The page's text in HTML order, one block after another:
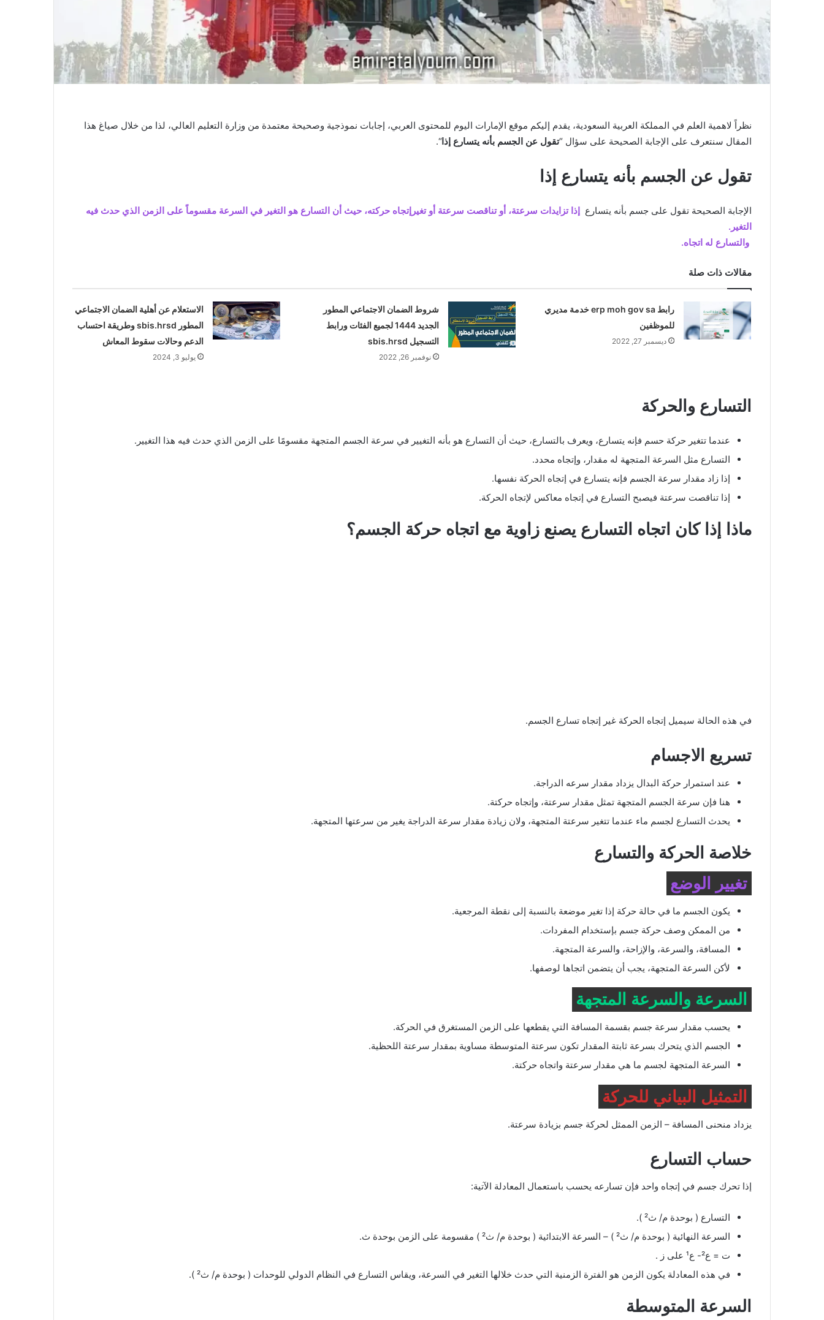
نظراً لاهمية العلم في المملكة العربية السعودية، يقدم إليكم موقع الإمارات اليوم للمحتوى العربي، إجابات نموذجية وصحيحة معتمدة من وزارة التعليم العالي، لذا من خلال صياغ هذا
المقال سنتعرف على الإجابة الصحيحة على سؤال “تقول عن الجسم بأنه يتسارع إذا“.
تقول عن الجسم بأنه يتسارع إذا
الإجابة الصحيحة تقول على جسم بأنه يتسارع إذا تزايدات سرعتة، أو تناقصت سرعتة أو تغيرإتجاه حركته، حيث أن التسارع هو التغير في السرعة مقسوماً على الزمن الذي حدث فيه
التغير.
والتسارع له اتجاه.
مقالات ذات صلة
رابط erp moh gov sa خدمة مديري
للموظفين
ديسمبر 27, 2022
شروط الضمان الاجتماعي المطور
الجديد 1444 لجميع الفئات ورابط
التسجيل sbis.hrsd
نوفمبر 26, 2022
الاستعلام عن أهلية الضمان الاجتماعي
المطور sbis.hrsd وطريقة احتساب
الدعم وحالات سقوط المعاش
يوليو 3, 2024
التسارع والحركة
عندما تتغير حركة حسم فإنه يتسارع، ويعرف بالتسارع، حيث أن التسارع هو بأنه التغيير في سرعة الجسم المتجهة مقسومًا على الزمن الذي حدث فيه هذا التغيير.
التسارع مثل السرعة المتجهة له مقدار، وإتجاه محدد.
إذا زاد مقدار سرعة الجسم فإنه يتسارع في إتجاه الحركة نفسها.
إذا تناقصت سرعتة فيصبح التسارع في إتجاه معاكس لإتجاه الحركة.
ماذا إذا كان اتجاه التسارع يصنع زاوية مع اتجاه حركة الجسم؟
في هذه الحالة سيميل إتجاه الحركة غير إتجاه تسارع الجسم.
تسريع الاجسام
عند استمرار حركة البدال يزداد مقدار سرعه الدراجة.
هنا فإن سرعة الجسم المتجهة تمثل مقدار سرعتة، وإتجاه حركتة.
يحدث التسارع لجسم ماء عندما تتغير سرعتة المتجهة، ولان زيادة مقدار سرعة الدراجة يغير من سرعتها المتجهة.
خلاصة الحركة والتسارع
تغيير الوضع
يكون الجسم ما في حالة حركة إذا تغير موضعة بالنسبة إلى نقطة المرجعية.
من الممكن وصف حركة جسم بإستخدام المفردات.
المسافة، والسرعة، والإزاحة، والسرعة المتجهة.
لأكن السرعة المتجهة، يجب أن يتضمن اتجاها لوصفها.
السرعة والسرعة المتجهة
يحسب مقدار سرعة جسم بقسمة المسافة التي يقطعها على الزمن المستغرق في الحركة.
الجسم الذي يتحرك بسرعة ثابتة المقدار تكون سرعتة المتوسطة مساوية بمقدار سرعتة اللحظية.
السرعة المتجهة لجسم ما هي مقدار سرعتة واتجاه حركتة.
التمثيل البياني للحركة
يزداد منحنى المسافة – الزمن الممثل لحركة جسم بزيادة سرعتة.
حساب التسارع
إذا تحرك جسم في إتجاه واحد فإن تسارعه يحسب باستعمال المعادلة الآتية:
التسارع ( بوحدة م/ ث² ).
السرعة النهائية ( بوحدة م/ ث² ) – السرعة الابتدائية ( بوحدة م/ ث² ) مقسومة على الزمن بوحدة ث.
ت = ع²- ع¹ على ز .
في هذه المعادلة يكون الزمن هو الفترة الزمنية التي حدث خلالها التغير في السرعة، ويقاس التسارع في النظام الدولي للوحدات ( بوحدة م/ ث² ).
السرعة المتوسطة